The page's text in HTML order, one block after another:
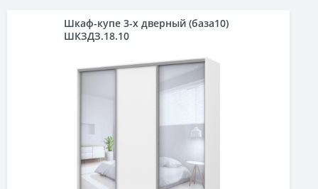
Шкаф-купе 3-х дверный (база10)
ШКЗДЗ.18.10